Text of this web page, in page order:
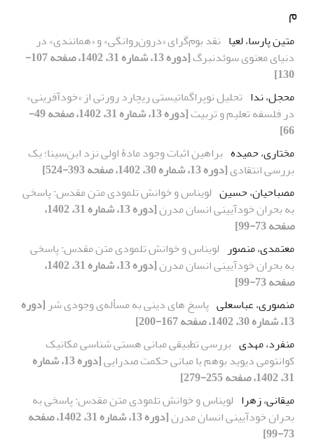
م
متین پارسا، لعیا نقد بوم‌گرای «درون‌‌روانگی» و «همانندی» در
دنیای معنوی سوئدنبرگ
[دوره 13، شماره 31، 1402، صفحه 107-
130]
محجل، ندا تحلیل نوپراگماتیستی ریچارد رورتی از «خودآفرینی»
در فلسفه تعلیم و تربیت
[دوره 13، شماره 31، 1402، صفحه 49-
66]
مختاری، حمیده براهین اثبات وجود مادۀ اولی نزد ابن‌سینا؛ یک
بررسی انتقادی[دوره 13، شماره 30، 1402، صفحه 393-524]
مصباحیان، حسین لویناس و خوانش تلمودی متن مقدس: پاسخی
به بحران خودآیینی انسان مدرن
[دوره 13، شماره 31، 1402،
صفحه 73-99]
معتمدی، منصور لویناس و خوانش تلمودی متن مقدس: پاسخی
به بحران خودآیینی انسان مدرن
[دوره 13، شماره 31، 1402،
صفحه 73-99]
منصوری، عباسعلی پاسخ های دینی به مسأله‌ی وجودی شر [دوره
13، شماره 30، 1402، صفحه 167-200]
منفرد، مهدی بررسی تطبیقی مبانی هستی شناسی مکانیک
کوانتومی دیوید بوهم با مبانی حکمت صدرایی
[دوره 13، شماره
31، 1402، صفحه 255-279]
میقانی، زهرا لویناس و خوانش تلمودی متن مقدس: پاسخی به
بحران خودآیینی انسان مدرن
[دوره 13، شماره 31، 1402، صفحه
73-99]